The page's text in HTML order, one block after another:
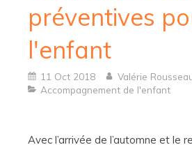
préventives
l'enfant
11 Oct 2018
Valérie
Accompagnement de l'enfant
Avec l’arrivée de l’automne et le